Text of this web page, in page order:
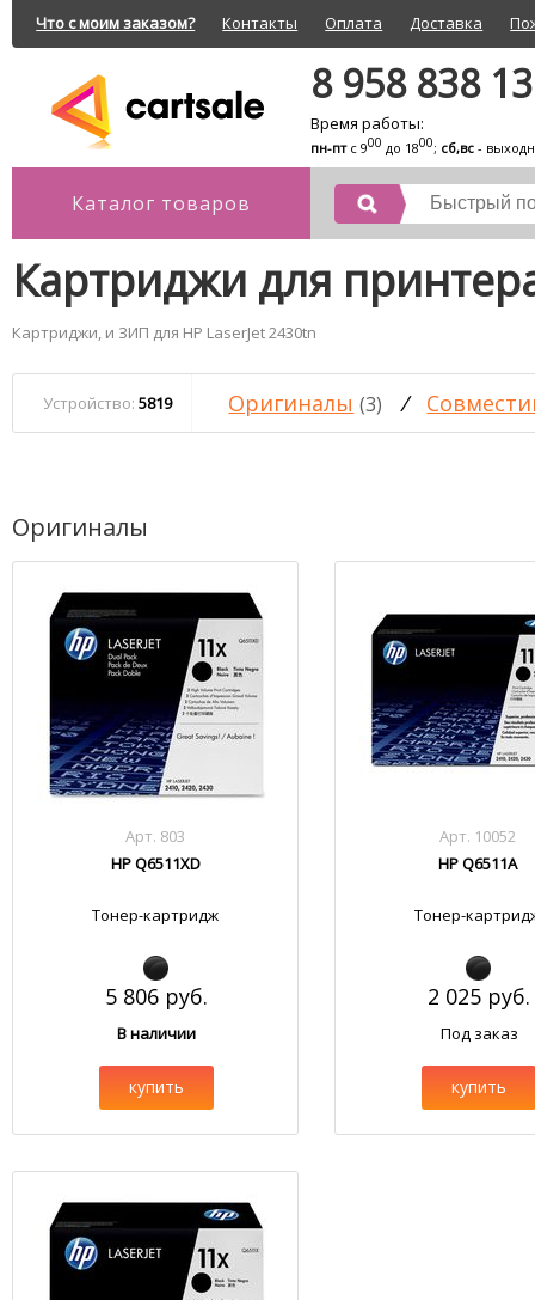
Что с моим заказом? Контакты Оплата Доставка
8 958 838
Время работы:
пн-птс 900 до 1800; сб,вс -
Каталог товаров
Картриджи для
Картриджи, и ЗИП для HP LaserJet 2430tn
Устройство: 5819 Оригиналы (3) /
Оригиналы
Арт. 803
HP Q6511XD
Тонер-картридж
5 806 руб.
В наличии
купить
Арт. 10052
HP Q6511A
Тонер-
2 025 руб.
Под заказ
купить